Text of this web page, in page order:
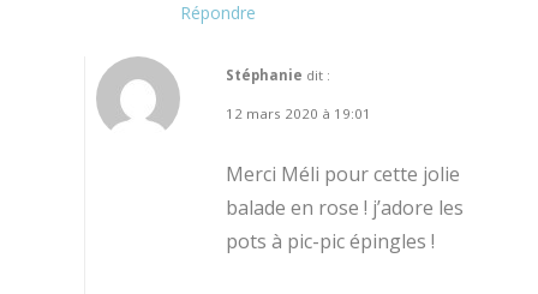
Répondre
Stéphanie dit :
12 mars 2020 à 19:01
Merci Méli pour cette jolie
balade en rose ! j’adore les
pots à pic-pic épingles !